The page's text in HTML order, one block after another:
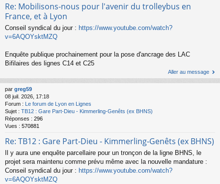
Re: Mobilisons-nous pour l'avenir du trolleybus en
France, et à Lyon
Conseil syndical du jour : https://www.youtube.com/watch?
v=6AQOYsktMZQ
Enquête publique prochainement pour la pose d'ancrage des LAC
Bifilaires des lignes C14 et C25
Aller au message
par greg59
08 juil. 2026, 17:18
Forum : Le forum de Lyon en Lignes
Sujet : TB12 : Gare Part-Dieu - Kimmerling-Genêts (ex BHNS)
Réponses : 296
Vues : 570881
Re: TB12 : Gare Part-Dieu - Kimmerling-Genêts (ex BHNS)
Il y aura une enquête parcellaire pour un tronçon de la ligne BHNS, le
projet sera maintenu comme prévu même avec la nouvelle mandature :
Conseil syndical du jour : https://www.youtube.com/watch?
v=6AQOYsktMZQ